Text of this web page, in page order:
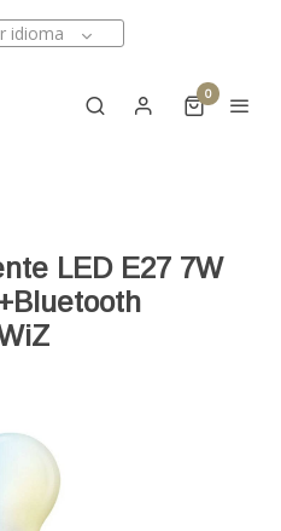
idioma
0
LED E27 7W